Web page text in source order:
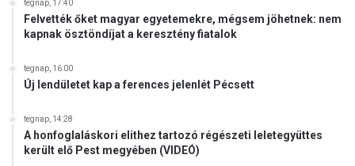
tegnap, 17:40
Felvették őket magyar egyetemekre, mégsem jöhetnek: nem
kapnak ösztöndíjat a keresztény fiatalok
tegnap, 16:00
Új lendületet kap a ferences jelenlét Pécsett
tegnap, 14:28
A honfoglaláskori elithez tartozó régészeti leletegyüttes
került elő Pest megyében (VIDEÓ)